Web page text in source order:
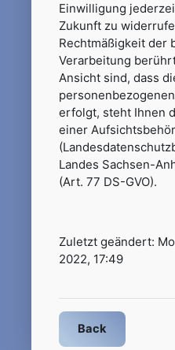
Einwilligung
Zukunft zu
Rechtmäßigkeit der
Verarbeitung
Ansicht sind, dass
erfolgt, steht Ihnen
einer
Landes Sachsen-
(Art. 77 DS-GVO).
Zuletzt geändert:
2022, 17:49
Back